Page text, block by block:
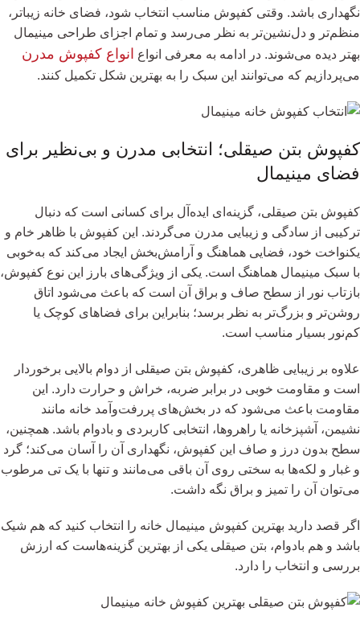
نگهداری باشد. وقتی کفپوش مناسب انتخاب شود، فضای خانه زیباتر،
منظم‌تر و دل‌نشین‌تر به نظر می‌رسد و تمام اجزای طراحی مینیمال
بهتر دیده می‌شوند. در ادامه به معرفی انواع انواع کفپوش مدرن
می‌پردازیم که می‌توانند این سبک را به بهترین شکل تکمیل کنند.
کفپوش بتن صیقلی؛ انتخابی مدرن و بی‌نظیر برای
فضای مینیمال
کفپوش بتن صیقلی، گزینه‌ای ایده‌آل برای کسانی است که دنبال
ترکیبی از سادگی و زیبایی مدرن می‌گردند. این کفپوش با ظاهر خام و
یکنواخت خود، فضایی هماهنگ و آرامش‌بخش ایجاد می‌کند که به‌خوبی
با سبک مینیمال هماهنگ است. یکی از ویژگی‌های بارز این نوع کفپوش،
بازتاب نور از سطح صاف و براق آن است که باعث می‌شود اتاق
روشن‌تر و بزرگ‌تر به نظر برسد؛ بنابراین برای فضاهای کوچک یا
کم‌نور بسیار مناسب است.
علاوه بر زیبایی ظاهری، کفپوش بتن صیقلی از دوام بالایی برخوردار
است و مقاومت خوبی در برابر ضربه، خراش و حرارت دارد. این
مقاومت باعث می‌شود که در بخش‌های پررفت‌وآمد خانه مانند
نشیمن، آشپزخانه یا راهروها، انتخابی کاربردی و بادوام باشد. همچنین،
سطح بدون درز و صاف این کفپوش، نگهداری آن را آسان می‌کند؛ گرد
و غبار و لکه‌ها به سختی روی آن باقی می‌مانند و تنها با یک تی مرطوب
می‌توان آن را تمیز و براق نگه داشت.
اگر قصد دارید بهترین کفپوش مینیمال خانه را انتخاب کنید که هم شیک
باشد و هم بادوام، بتن صیقلی یکی از بهترین گزینه‌هاست که ارزش
بررسی و انتخاب را دارد.